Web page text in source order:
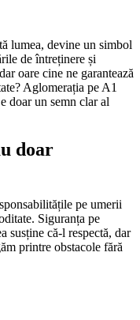
lumea, devine un simbol
de întreținere și
oare cine ne garantează
Aglomerația pe A1
doar un semn clar al
doar
pe umerii
Siguranța pe
susține că-l respectă, dar
printre obstacole fără